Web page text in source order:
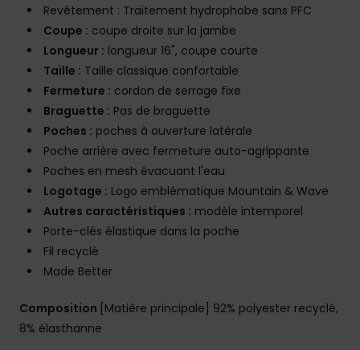
Revêtement : Traitement hydrophobe sans PFC
Coupe : coupe droite sur la jambe
Longueur : longueur 16", coupe courte
Taille : Taille classique confortable
Fermeture : cordon de serrage fixe
Braguette : Pas de braguette
Poches : poches à ouverture latérale
Poche arrière avec fermeture auto-agrippante
Poches en mesh évacuant l'eau
Logotage : Logo emblématique Mountain & Wave
Autres caractéristiques : modèle intemporel
Porte-clés élastique dans la poche
Fil recyclé
Made Better
Composition [Matière principale] 92% polyester recyclé,
8% élasthanne